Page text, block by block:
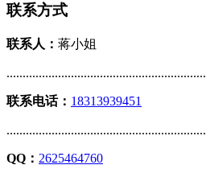
联系方式
联系人： 蒋小姐
..............................................................
联系电话： 18313939451
..............................................................
QQ： 2625464760